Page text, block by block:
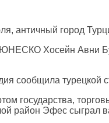
античный город
Хосейн Авни
сообщила турецкой
государства,
район Эфес сыграл